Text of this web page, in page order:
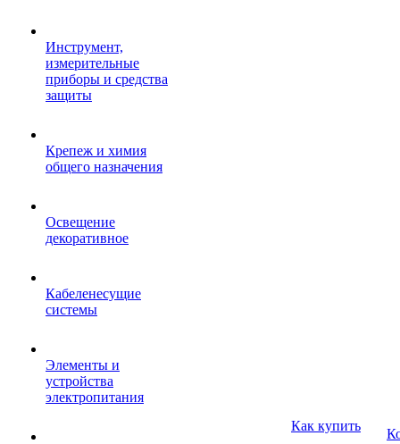
Инструмент,
измерительные
приборы и средства
защиты
Крепеж и химия
общего назначения
Освещение
декоративное
Кабеленесущие
системы
Элементы и
устройства
электропитания
Как купить